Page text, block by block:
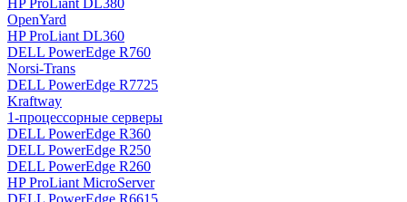
HP ProLiant DL380
OpenYard
HP ProLiant DL360
DELL PowerEdge R760
Norsi-Trans
DELL PowerEdge R7725
Kraftway
1-процессорные серверы
DELL PowerEdge R360
DELL PowerEdge R250
DELL PowerEdge R260
HP ProLiant MicroServer
DELL PowerEdge R6615